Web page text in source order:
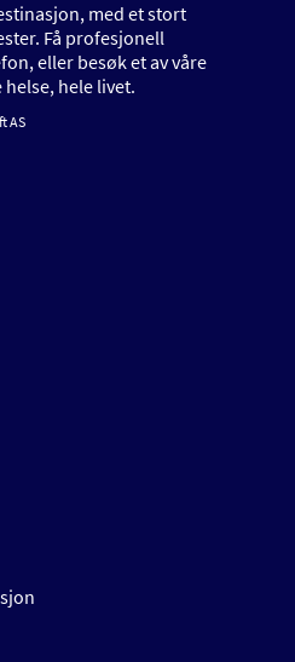
med et stort
Få profesjonell
eller besøk et av våre
hele livet.
AS